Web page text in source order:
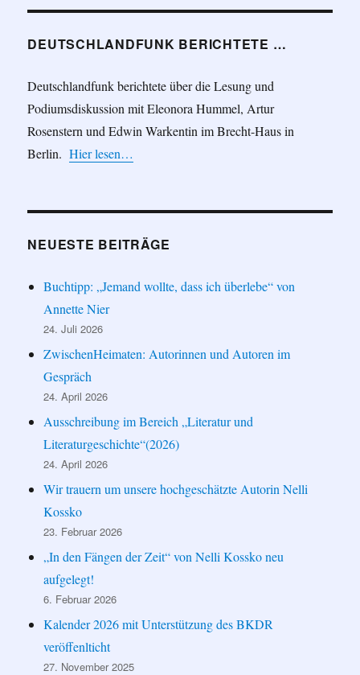
DEUTSCHLANDFUNK BERICHTETE …
Deutschlandfunk berichtete über die Lesung und
Podiumsdiskussion mit Eleonora Hummel, Artur
Rosenstern und Edwin Warkentin im Brecht-Haus in
Berlin.Hier lesen…
NEUESTE BEITRÄGE
Buchtipp: „Jemand wollte, dass ich überlebe“ von
Annette Nier
24. Juli 2026
ZwischenHeimaten: Autorinnen und Autoren im
Gespräch
24. April 2026
Ausschreibung im Bereich „Literatur und
Literaturgeschichte“(2026)
24. April 2026
Wir trauern um unsere hochgeschätzte Autorin Nelli
Kossko
23. Februar 2026
„In den Fängen der Zeit“ von Nelli Kossko neu
aufgelegt!
6. Februar 2026
Kalender 2026 mit Unterstützung des BKDR
veröffenlticht
27. November 2025